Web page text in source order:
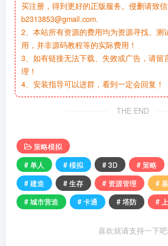
买注册，得到更好的正版服务。侵删请致信
b2313853@gmail.com.
2、本站所有资源的费用均为资源寻找、测
用，并非源码教程等的实际费用！
3、如有链接无法下载、失效或广告，请留
理！
4、安装指导可以进群，看到一定会回复！
THE END
策略模拟
# 单人
# 模拟 # 3D # 策略
# 建造
# 生存 # 资源管理
#
# 城市营造
# 卡通 # 塔防 #
喜欢就请支持一下吧